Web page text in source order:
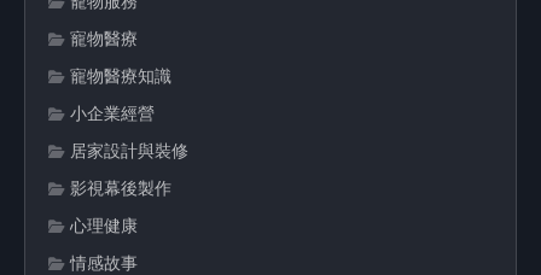
寵物醫療
寵物醫療知識
小企業經營
居家設計與裝修
影視幕後製作
心理健康
情感故事